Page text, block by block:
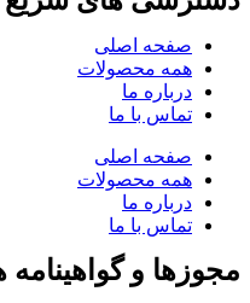
صفحه اصلی
همه محصولات
درباره ما
تماس با ما
صفحه اصلی
همه محصولات
درباره ما
تماس با ما
مجوزها و گواهینامه